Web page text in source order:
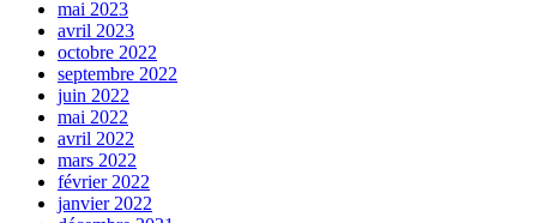
mai 2023
avril 2023
octobre 2022
septembre 2022
juin 2022
mai 2022
avril 2022
mars 2022
février 2022
janvier 2022